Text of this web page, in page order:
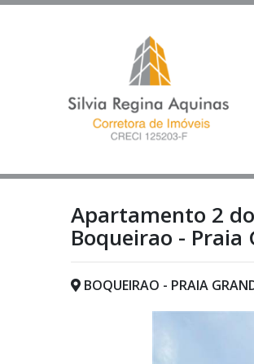
Apartamento 2
Boqueirao - Praia
BOQUEIRAO - PRAIA